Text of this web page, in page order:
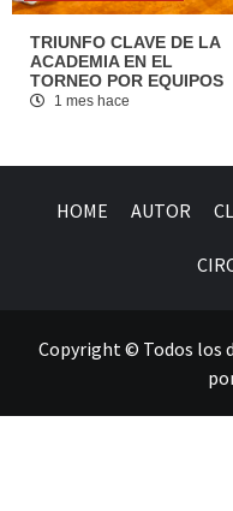
TRIUNFO CLAVE DE LA
ACADEMIA EN EL
TORNEO POR EQUIPOS
1 mes hace
HOME AUTOR
Copyright © Todos los